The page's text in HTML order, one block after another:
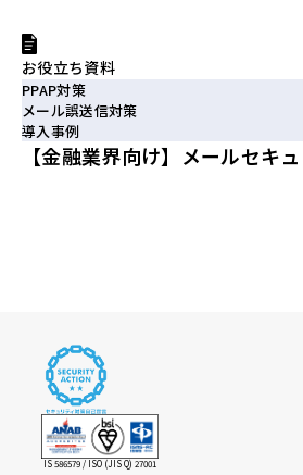
お役立ち資料
PPAP対策
メール誤送信対策
導入事例
【金融業界向け】メールセキ
IS 586579 / ISO (JIS Q) 27001